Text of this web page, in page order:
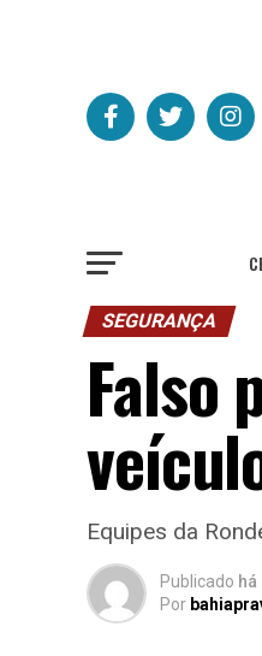
SEGURANÇA
Falso
Equipes da
Publicado há
Por